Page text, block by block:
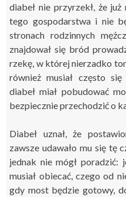
diabeł nie przyrzekł, że
tego gospodarstwa i nie
stronach rodzinnych
znajdował się bród
rzekę, w której nierzadko
również musiał często
diabeł miał pobudować
bezpiecznie przechodzić o
Diabeł uznał, że
zawsze udawało mu się tę
jednak nie mógł poradzić:
musiał obiecać, czego od
gdy most będzie gotowy,